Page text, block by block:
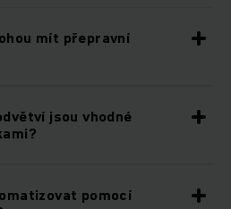
mít přepravní
jsou vhodné
pomocí